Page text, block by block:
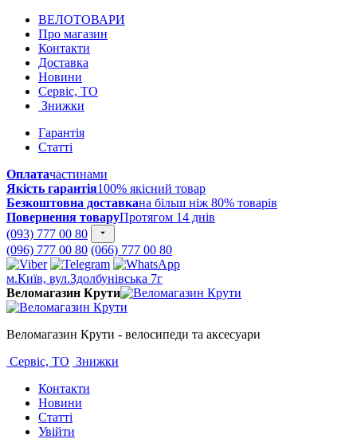
ВЕЛОТОВАРИ
Про магазин
Контакти
Доставка
Новини
Сервіс, ТО
Знижки
Гарантія
Статті
Оплатачастинами
Якість гарантія100% якісний товар
Безкоштовна доставкана більш ніж 80% товарів
Повернення товаруПротягом 14 днів
(093) 777 00 80
(096) 777 00 80 (066) 777 00 80
м.Київ, вул.Здолбунівська 7г
Веломагазин Крути
Веломагазин Крути - велосипеди та аксесуари
Сервіс, ТО Знижки
Контакти
Новини
Статті
Увійти